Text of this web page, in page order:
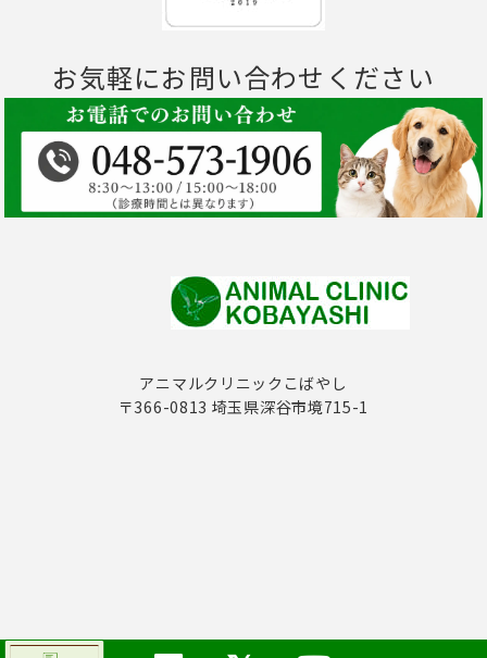
お気軽にお問い合わせください
アニマルクリニックこばやし
〒366-0813 埼玉県深谷市境715-1